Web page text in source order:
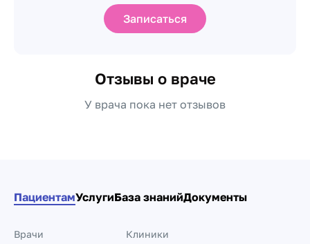
Записаться
Отзывы о враче
У врача пока нет отзывов
ПациентамУслугиБаза знанийДокументы
Врачи
Клиники